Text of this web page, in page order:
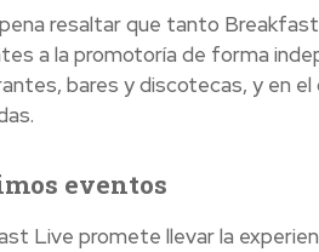
resaltar que tanto
a la promotoría de forma
bares y discotecas, y en
eventos
Live promete llevar la